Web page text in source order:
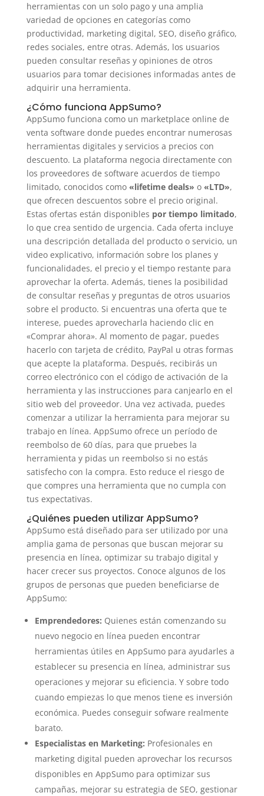
herramientas con un solo pago y una amplia
variedad de opciones en categorías como
productividad, marketing digital, SEO, diseño gráfico,
redes sociales, entre otras. Además, los usuarios
pueden consultar reseñas y opiniones de otros
usuarios para tomar decisiones informadas antes de
adquirir una herramienta.
¿Cómo funciona AppSumo?
AppSumo funciona como un marketplace online de
venta software donde puedes encontrar numerosas
herramientas digitales y servicios a precios con
descuento. La plataforma negocia directamente con
los proveedores de software acuerdos de tiempo
limitado, conocidos como «lifetime deals» o «LTD»,
que ofrecen descuentos sobre el precio original.
Estas ofertas están disponibles por tiempo limitado,
lo que crea sentido de urgencia. Cada oferta incluye
una descripción detallada del producto o servicio, un
video explicativo, información sobre los planes y
funcionalidades, el precio y el tiempo restante para
aprovechar la oferta. Además, tienes la posibilidad
de consultar reseñas y preguntas de otros usuarios
sobre el producto. Si encuentras una oferta que te
interese, puedes aprovecharla haciendo clic en
«Comprar ahora». Al momento de pagar, puedes
hacerlo con tarjeta de crédito, PayPal u otras formas
que acepte la plataforma. Después, recibirás un
correo electrónico con el código de activación de la
herramienta y las instrucciones para canjearlo en el
sitio web del proveedor. Una vez activada, puedes
comenzar a utilizar la herramienta para mejorar su
trabajo en línea. AppSumo ofrece un período de
reembolso de 60 días, para que pruebes la
herramienta y pidas un reembolso si no estás
satisfecho con la compra. Esto reduce el riesgo de
que compres una herramienta que no cumpla con
tus expectativas.
¿Quiénes pueden utilizar AppSumo?
AppSumo está diseñado para ser utilizado por una
amplia gama de personas que buscan mejorar su
presencia en línea, optimizar su trabajo digital y
hacer crecer sus proyectos. Conoce algunos de los
grupos de personas que pueden beneficiarse de
AppSumo:
Emprendedores: Quienes están comenzando su
nuevo negocio en línea pueden encontrar
herramientas útiles en AppSumo para ayudarles a
establecer su presencia en línea, administrar sus
operaciones y mejorar su eficiencia. Y sobre todo
cuando empiezas lo que menos tiene es inversión
económica. Puedes conseguir sofware realmente
barato.
Especialistas en Marketing: Profesionales en
marketing digital pueden aprovechar los recursos
disponibles en AppSumo para optimizar sus
campañas, mejorar su estrategia de SEO, gestionar